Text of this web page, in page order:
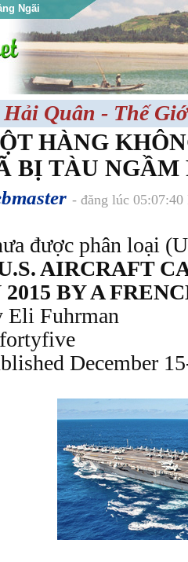
Ngãi
Hải Quân - Thế
HÀNG
BỊ TÀU NGẦM
- đăng lúc
được phân loại
AIRCRAFT
2015 BY A
Eli Fuhrman
December